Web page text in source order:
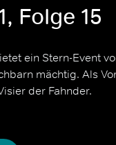
Folge 15
ein Stern-Event
mächtig. Als
der Fahnder.